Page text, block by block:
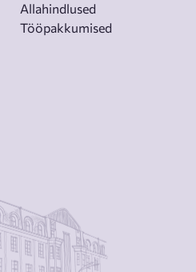
Allahindlused
Tööpakkumised